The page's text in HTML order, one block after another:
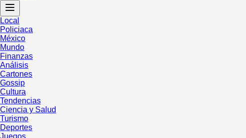
Local
Policiaca
México
Mundo
Finanzas
Análisis
Cartones
Gossip
Cultura
Tendencias
Ciencia y Salud
Turismo
Deportes
Juegos